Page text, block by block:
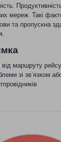
мереж. Такі
та пропускна
маршруту рейсу
зі зв’язком